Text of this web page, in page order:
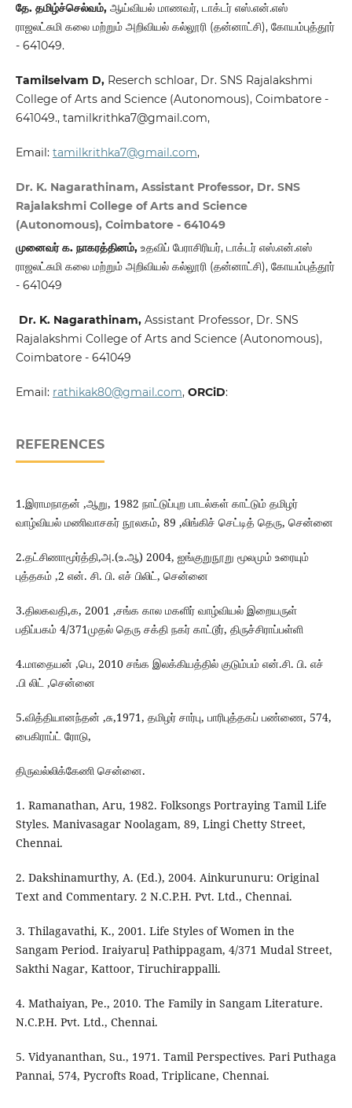
தே. தமிழ்ச்செல்வம், ஆய்வியல் மாணவர், டாக்டர் எஸ்.என்.எஸ்
ராஜலட்சுமி கலை மற்றும் அறிவியல் கல்லூரி (தன்னாட்சி), கோயம்புத்தூர்
- 641049.
Tamilselvam D, Reserch schloar, Dr. SNS Rajalakshmi
College of Arts and Science (Autonomous), Coimbatore -
641049., tamilkrithka7@gmail.com,
Email: tamilkrithka7@gmail.com,
Dr. K. Nagarathinam, Assistant Professor, Dr. SNS
Rajalakshmi College of Arts and Science
(Autonomous), Coimbatore - 641049
முனைவர் க. நாகரத்தினம், உதவிப் பேராசிரியர், டாக்டர் எஸ்.என்.எஸ்
ராஜலட்சுமி கலை மற்றும் அறிவியல் கல்லூரி (தன்னாட்சி), கோயம்புத்தூர்
- 641049
Dr. K. Nagarathinam, Assistant Professor, Dr. SNS
Rajalakshmi College of Arts and Science (Autonomous),
Coimbatore - 641049
Email: rathikak80@gmail.com, ORCiD:
REFERENCES
1.இராமநாதன் ,ஆறு, 1982 நாட்டுப்புற பாடல்கள் காட்டும் தமிழர்
வாழ்வியல் மணிவாசகர் நூலகம், 89 ,லிங்கிச் செட்டித் தெரு, சென்னை
2.தட்சிணாமூர்த்தி,அ.(உ.ஆ) 2004, ஐங்குறுநூறு மூலமும் உரையும்
புத்தகம் ,2 என். சி. பி. எச் பிலிட், சென்னை
3.திலகவதி,க, 2001 ,சங்க கால மகளிர் வாழ்வியல் இறையருள்
பதிப்பகம் 4/371முதல் தெரு சக்தி நகர் காட்டூர், திருச்சிராப்பள்ளி
4.மாதையன் ,பெ, 2010 சங்க இலக்கியத்தில் குடும்பம் என்.சி. பி. எச்
.பி லிட் ,சென்னை
5.வித்தியானந்தன் ,சு,1971, தமிழர் சார்பு, பாரிபுத்தகப் பண்ணை, 574,
பைகிராப்ட் ரோடு,
திருவல்லிக்கேணி சென்னை.
1. Ramanathan, Aru, 1982. Folksongs Portraying Tamil Life
Styles. Manivasagar Noolagam, 89, Lingi Chetty Street,
Chennai.
2. Dakshinamurthy, A. (Ed.), 2004. Ainkurunuru: Original
Text and Commentary. 2 N.C.P.H. Pvt. Ltd., Chennai.
3. Thilagavathi, K., 2001. Life Styles of Women in the
Sangam Period. Iraiyaruḷ Pathippagam, 4/371 Mudal Street,
Sakthi Nagar, Kattoor, Tiruchirappalli.
4. Mathaiyan, Pe., 2010. The Family in Sangam Literature.
N.C.P.H. Pvt. Ltd., Chennai.
5. Vidyananthan, Su., 1971. Tamil Perspectives. Pari Puthaga
Pannai, 574, Pycrofts Road, Triplicane, Chennai.